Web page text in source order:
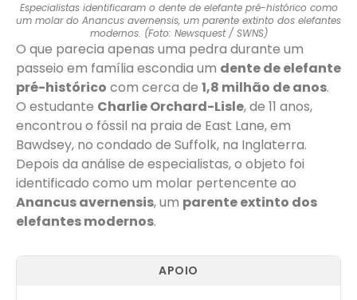
Especialistas identificaram o dente de elefante pré-histórico como
um molar do Anancus avernensis, um parente extinto dos elefantes
modernos. (Foto: Newsquest / SWNS)
O que parecia apenas uma pedra durante um
passeio em família escondia um dente de elefante
pré-histórico com cerca de 1,8 milhão de anos.
O estudante Charlie Orchard-Lisle, de 11 anos,
encontrou o fóssil na praia de East Lane, em
Bawdsey, no condado de Suffolk, na Inglaterra.
Depois da análise de especialistas, o objeto foi
identificado como um molar pertencente ao
Anancus avernensis, um parente extinto dos
elefantes modernos.
APOIO